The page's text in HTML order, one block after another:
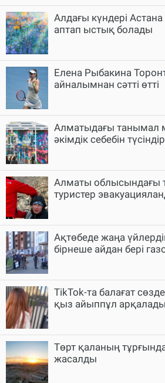
Алдағы күндері
аптап ыстық болады
Елена Рыбакина
айналымнан сәтті өтті
Алматыдағы танымал
әкімдік себебін
Алматы облысындағы
туристер
Ақтөбеде жаңа
бірнеше айдан бері
TikTok-та балағат
қыз айыппұл арқалады
Төрт қаланың
жасалды